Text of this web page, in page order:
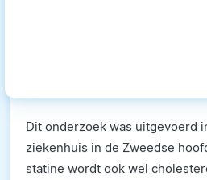
Dit onderzoek was uitgevoerd
ziekenhuis in de Zweedse
statine wordt ook wel